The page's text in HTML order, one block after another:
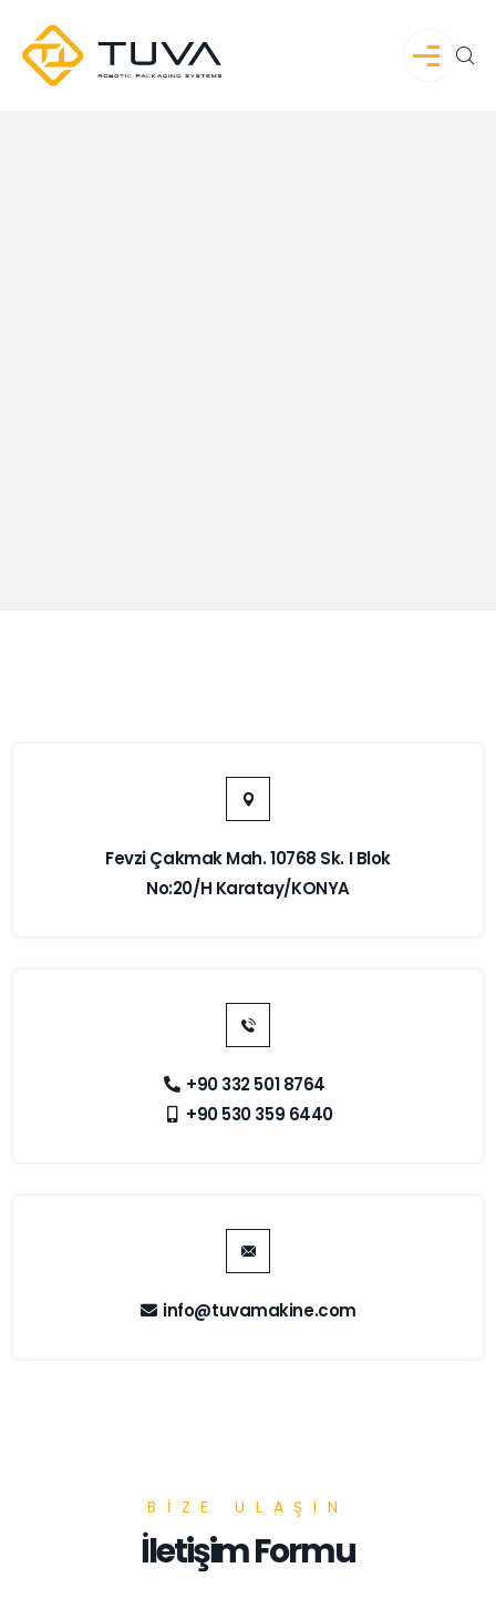
Fevzi Çakmak Mah. 10768 Sk. I Blok
No:20/H Karatay/KONYA
+90 332 501 8764
+90 530 359 6440
info@tuvamakine.com
BIZE ULAŞIN
İletişim Formu